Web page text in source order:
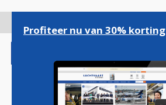
gaan
Profiteer nu van 30% korting